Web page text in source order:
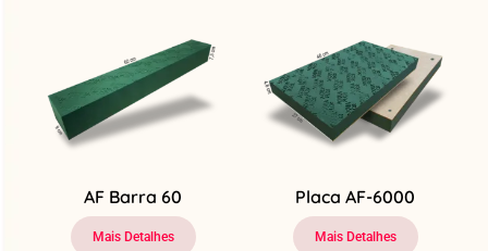
AF Barra 60
Mais Detalhes
Placa AF-6000
Mais Detalhes